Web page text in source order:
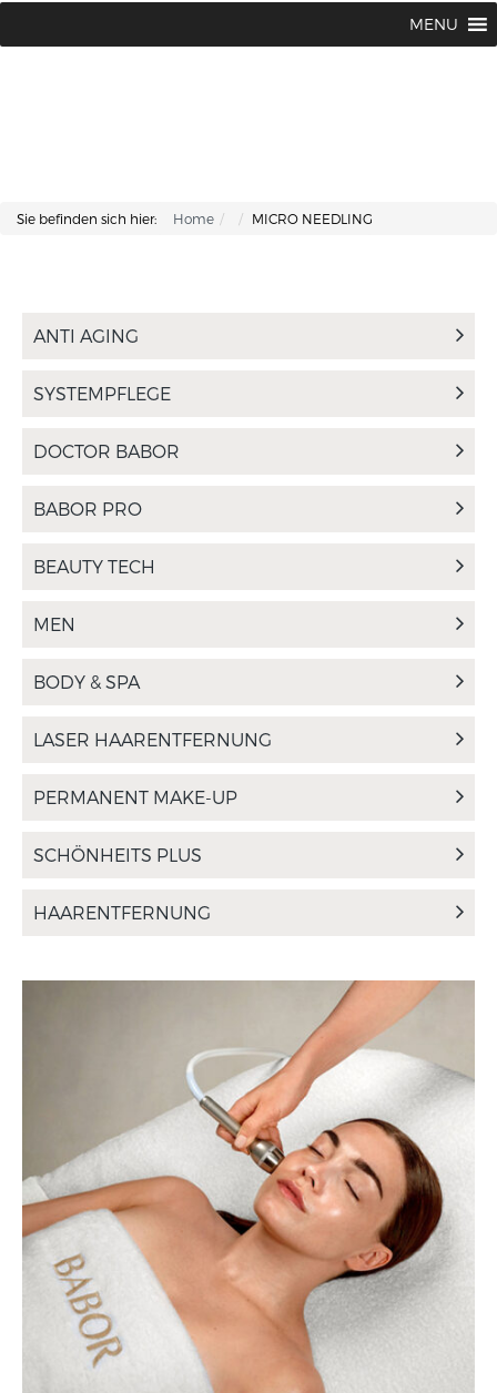
MENU
Sie befinden sich hier: Home MICRO NEEDLING
ANTI AGING
SYSTEMPFLEGE
DOCTOR BABOR
BABOR PRO
BEAUTY TECH
MEN
BODY & SPA
LASER HAARENTFERNUNG
PERMANENT MAKE-UP
SCHÖNHEITS PLUS
HAARENTFERNUNG